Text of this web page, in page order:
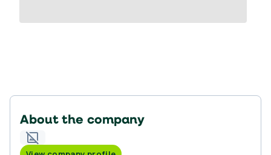
About the company